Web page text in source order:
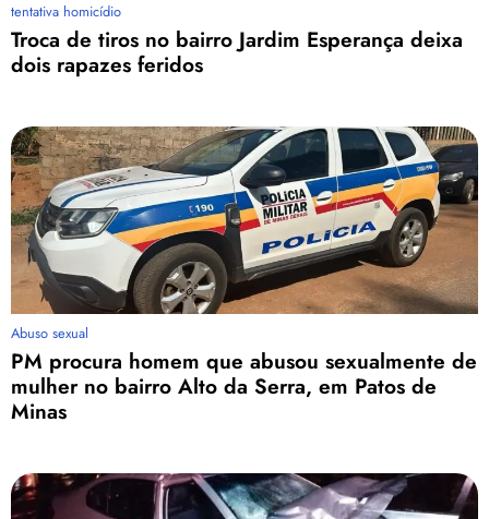
tentativa homicídio
Troca de tiros no bairro Jardim Esperança deixa
dois rapazes feridos
Abuso sexual
PM procura homem que abusou sexualmente de
mulher no bairro Alto da Serra, em Patos de
Minas